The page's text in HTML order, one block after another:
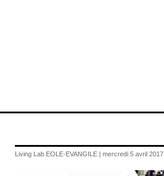
Living Lab EOLE-EVANGILE | mercredi 5 avril 2017